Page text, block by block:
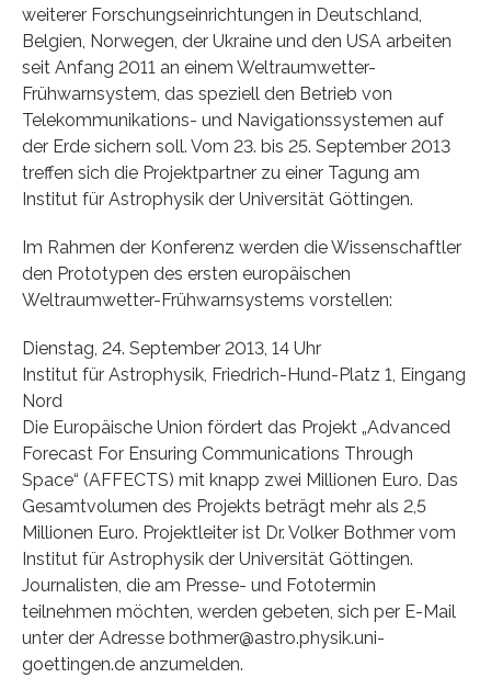
weiterer Forschungseinrichtungen in Deutschland,
Belgien, Norwegen, der Ukraine und den USA arbeiten
seit Anfang 2011 an einem Weltraumwetter-
Frühwarnsystem, das speziell den Betrieb von
Telekommunikations- und Navigationssystemen auf
der Erde sichern soll. Vom 23. bis 25. September 2013
treffen sich die Projektpartner zu einer Tagung am
Institut für Astrophysik der Universität Göttingen.
Im Rahmen der Konferenz werden die Wissenschaftler
den Prototypen des ersten europäischen
Weltraumwetter-Frühwarnsystems vorstellen:
Dienstag, 24. September 2013, 14 Uhr
Institut für Astrophysik, Friedrich-Hund-Platz 1, Eingang
Nord
Die Europäische Union fördert das Projekt „Advanced
Forecast For Ensuring Communications Through
Space“ (AFFECTS) mit knapp zwei Millionen Euro. Das
Gesamtvolumen des Projekts beträgt mehr als 2,5
Millionen Euro. Projektleiter ist Dr. Volker Bothmer vom
Institut für Astrophysik der Universität Göttingen.
Journalisten, die am Presse- und Fototermin
teilnehmen möchten, werden gebeten, sich per E-Mail
unter der Adresse bothmer@astro.physik.uni-
goettingen.de anzumelden.